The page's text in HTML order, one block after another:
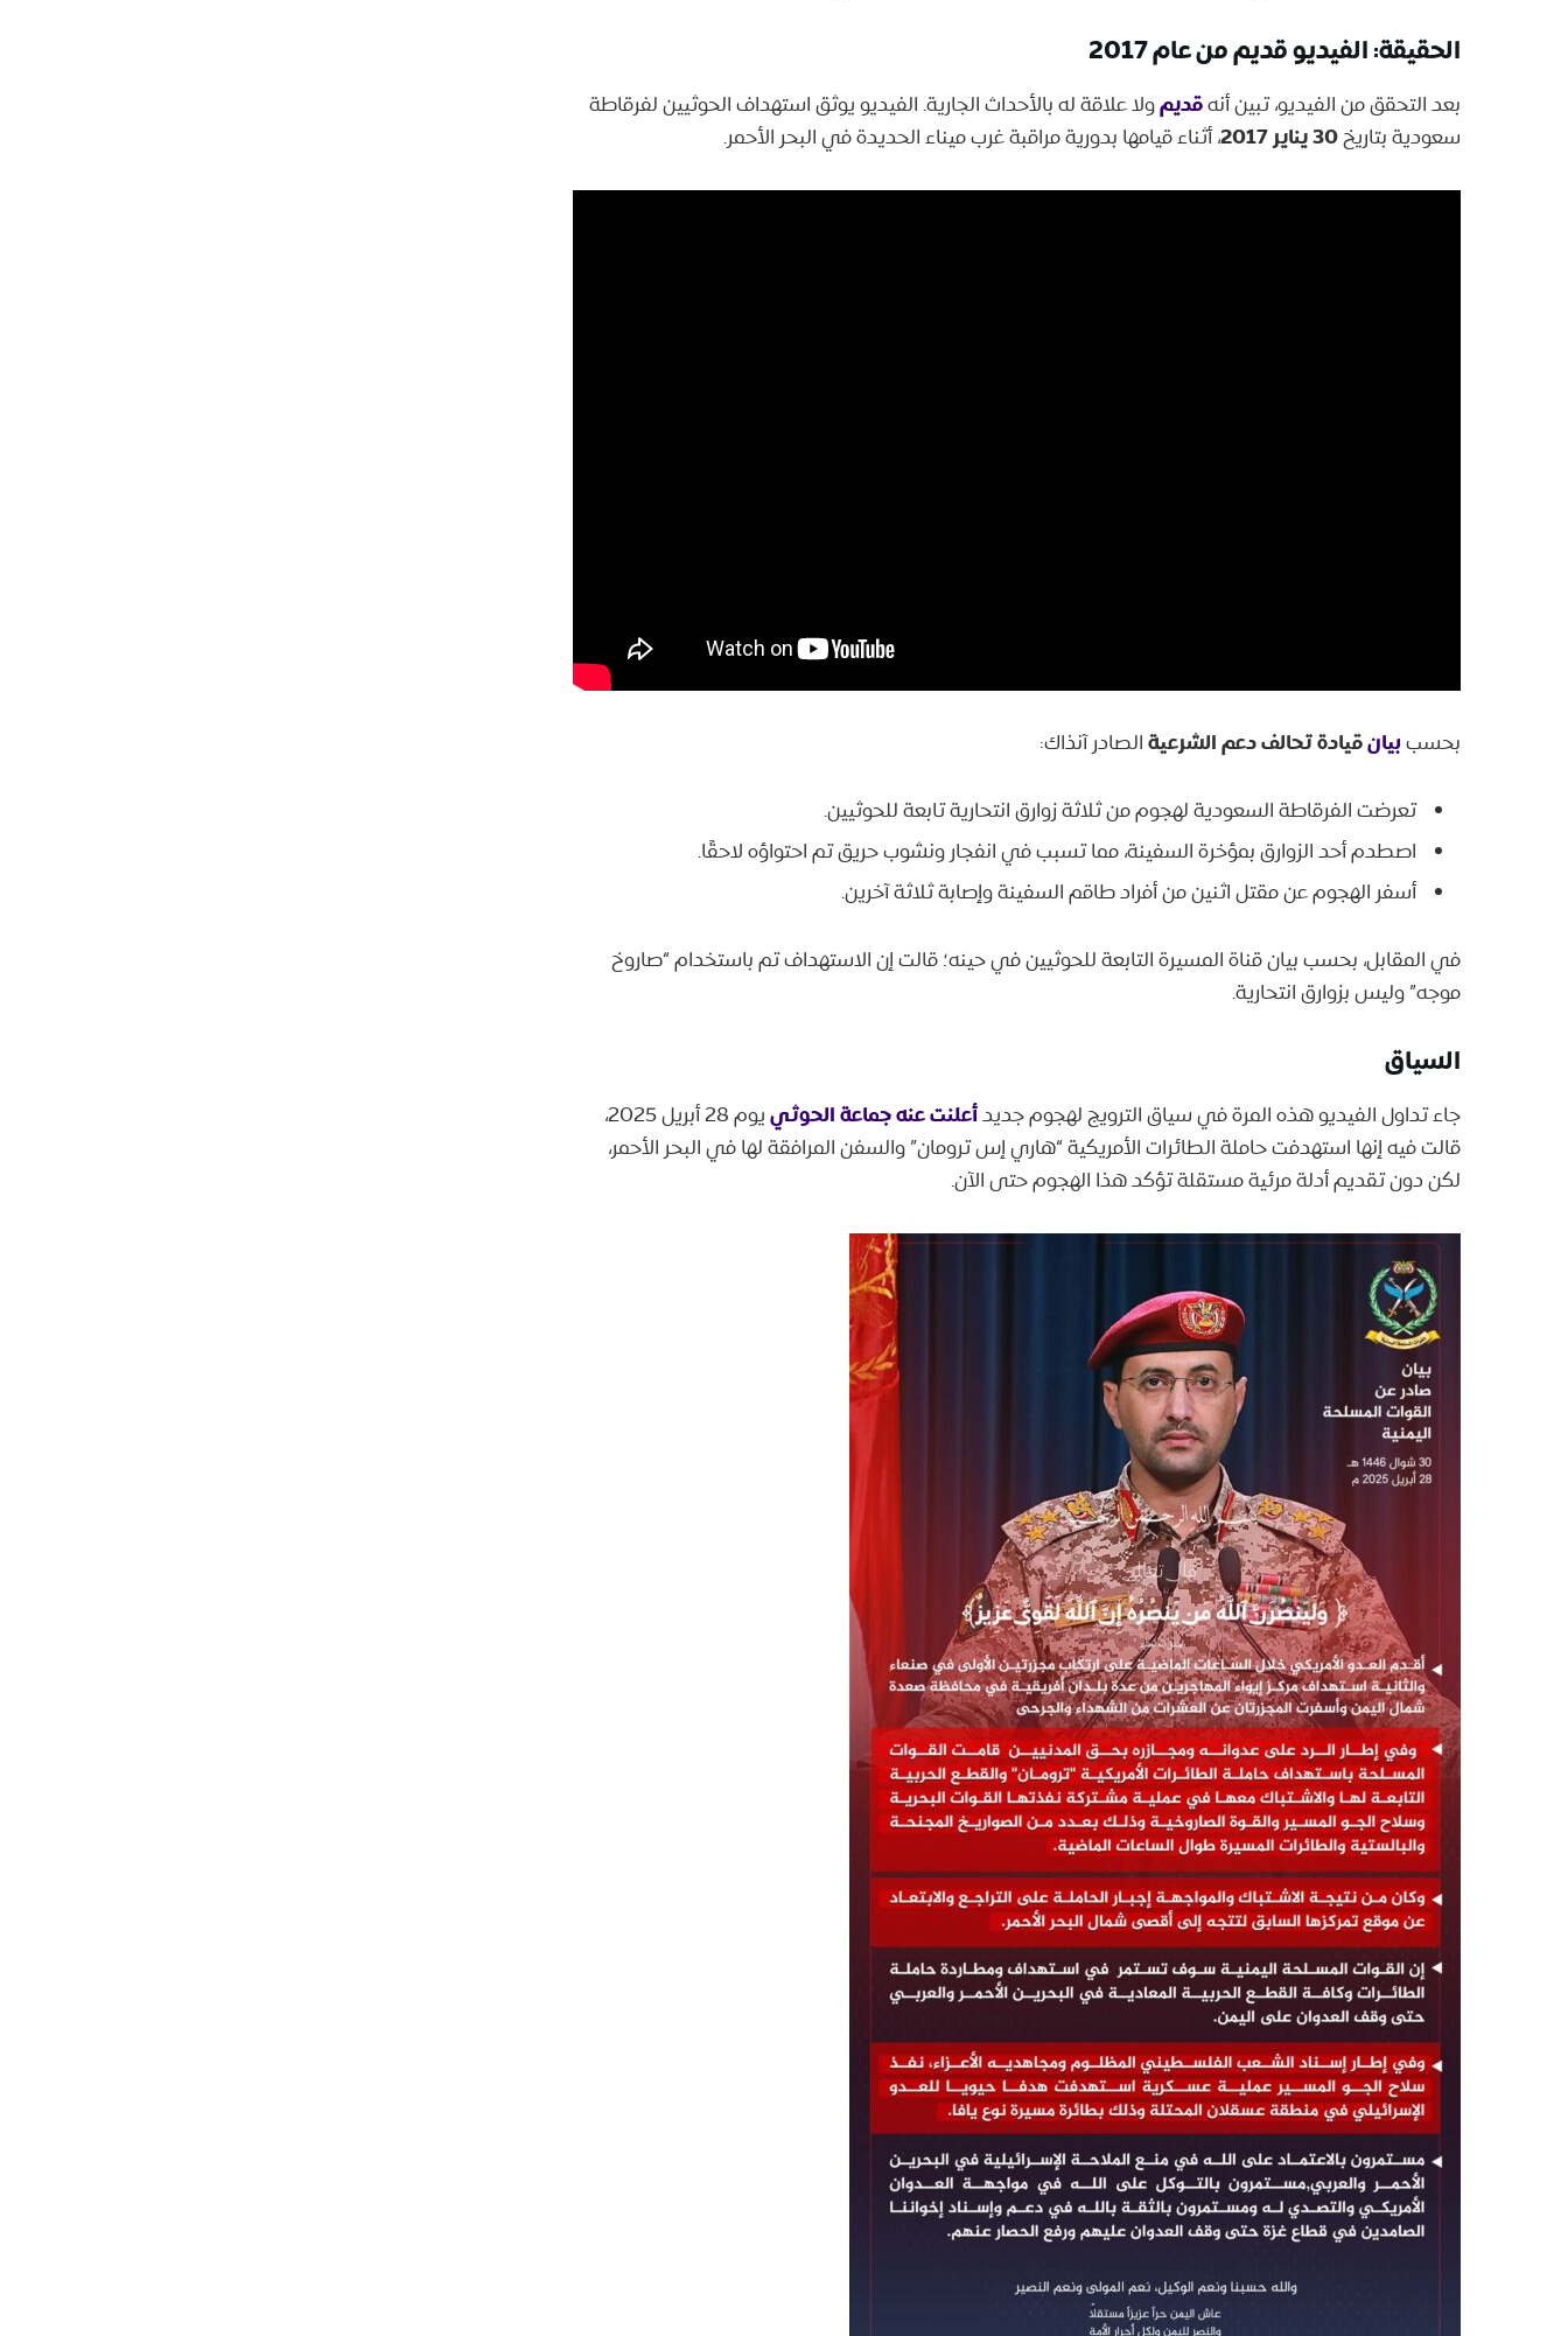
الحقيقة: الفيديو قديم من عام 2017
بعد التحقق من الفيديو، تبين أنهقديمولا علاقة له بالأحداث الجارية. الفيديو يوثق استهداف الحوثيين لفرقاطة
سعودية بتاريخ30 يناير 2017 ، أثناء قيامها بدورية مراقبة غرب ميناء الحديدة في البحر الأحمر.
بحسببيانقيادة تحالف دعم الشرعيةالصادر آنذاك:
تعرضت الفرقاطة السعودية لهجوم من ثلاثة زوارق انتحارية تابعة للحوثيين.
اصطدم أحد الزوارق بمؤخرة السفينة، مما تسبب في انفجار ونشوب حريق تم احتواؤه لاحقًا.
أسفر الهجوم عن مقتل اثنين من أفراد طاقم السفينة وإصابة ثلاثة آخرين.
في المقابل، بحسب بيان قناة المسيرة التابعة للحوثيين في حينه؛ قالت إن الاستهداف تم باستخدام “صاروخ
موجه” وليس بزوارق انتحارية.
السياق
جاء تداول الفيديو هذه المرة في سياق الترويج لهجوم جديدأعلنت عنه جماعة الحوثي
يوم 28 أبريل 2025،
قالت فيه إنها استهدفت حاملة الطائرات الأمريكية “هاري إس ترومان” والسفن المرافقة لها في البحر الأحمر،
لكن دون تقديم أدلة مرئية مستقلة تؤكد هذا الهجوم حتى الآن.